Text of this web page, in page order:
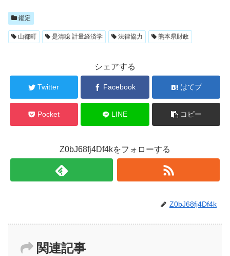
鑑定
山都町 是清聡 計量経済学 法律協力 熊本県財政
シェアする
Twitter Facebook はてブ
Pocket LINE コピー
Z0bJ68fj4Df4kをフォローする
Z0bJ68fj4Df4k
関連記事